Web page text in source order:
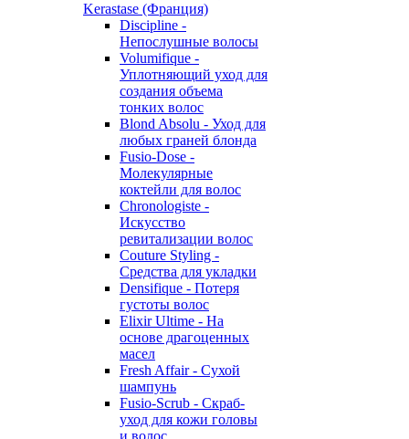
Kerastase (Франция)
Discipline -
Непослушные волосы
Volumifique -
Уплотняющий уход для
создания объема
тонких волос
Blond Absolu - Уход для
любых граней блонда
Fusio-Dose -
Молекулярные
коктейли для волос
Chronologiste -
Искусство
ревитализации волос
Couture Styling -
Средства для укладки
Densifique - Потеря
густоты волос
Elixir Ultime - На
основе драгоценных
масел
Fresh Affair - Сухой
шампунь
Fusio-Scrub - Скраб-
уход для кожи головы
и волос